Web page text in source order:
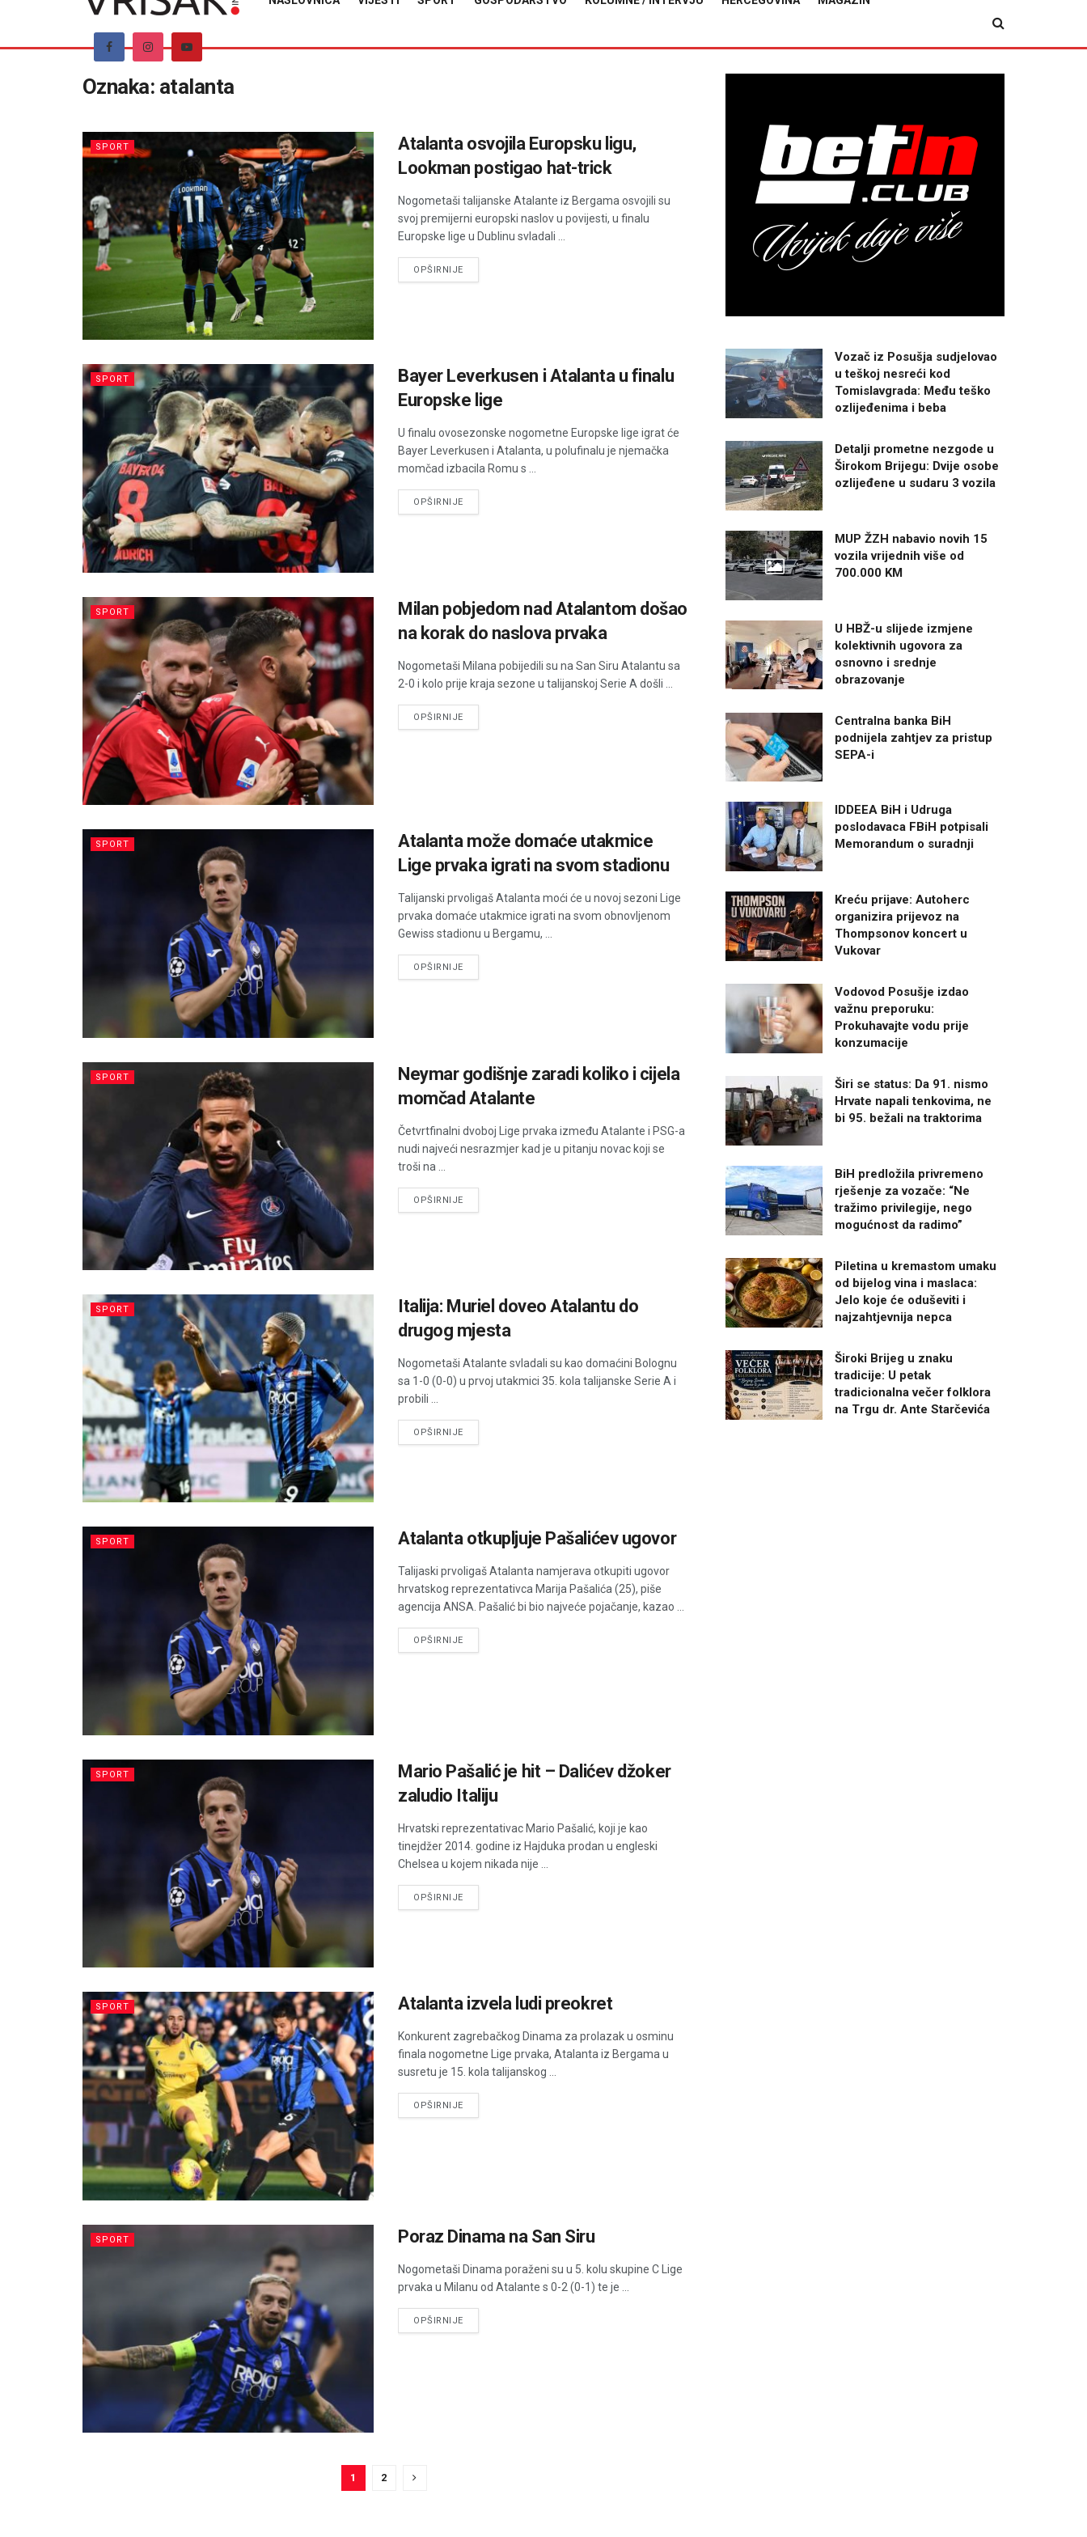
Oznaka: atalanta
SPORT
Atalanta osvojila Europsku ligu,
Lookman postigao hat-trick
Nogometaši talijanske Atalante iz Bergama osvojili su
svoj premijerni europski naslov u povijesti, u finalu
Europske lige u Dublinu svladali ...
OPŠIRNIJEDETAILS
SPORT
Bayer Leverkusen i Atalanta u finalu
Europske lige
U finalu ovosezonske nogometne Europske lige igrat će
Bayer Leverkusen i Atalanta, u polufinalu je njemačka
momčad izbacila Romu s ...
OPŠIRNIJEDETAILS
SPORT
Milan pobjedom nad Atalantom došao
na korak do naslova prvaka
Nogometaši Milana pobijedili su na San Siru Atalantu sa
2-0 i kolo prije kraja sezone u talijanskoj Serie A došli ...
OPŠIRNIJEDETAILS
SPORT
Atalanta može domaće utakmice
Lige prvaka igrati na svom stadionu
Talijanski prvoligaš Atalanta moći će u novoj sezoni Lige
prvaka domaće utakmice igrati na svom obnovljenom
Gewiss stadionu u Bergamu, ...
OPŠIRNIJEDETAILS
SPORT
Neymar godišnje zaradi koliko i cijela
momčad Atalante
Četvrtfinalni dvoboj Lige prvaka između Atalante i PSG-a
nudi najveći nesrazmjer kad je u pitanju novac koji se
troši na ...
OPŠIRNIJEDETAILS
SPORT
Italija: Muriel doveo Atalantu do
drugog mjesta
Nogometaši Atalante svladali su kao domaćini Bolognu
sa 1-0 (0-0) u prvoj utakmici 35. kola talijanske Serie A i
probili ...
OPŠIRNIJEDETAILS
SPORT Atalanta otkupljuje Pašalićev ugovor
Talijaski prvoligaš Atalanta namjerava otkupiti ugovor
hrvatskog reprezentativca Marija Pašalića (25), piše
agencija ANSA. Pašalić bi bio najveće pojačanje, kazao ...
OPŠIRNIJEDETAILS
SPORT
Mario Pašalić je hit – Dalićev džoker
zaludio Italiju
Hrvatski reprezentativac Mario Pašalić, koji je kao
tinejdžer 2014. godine iz Hajduka prodan u engleski
Chelsea u kojem nikada nije ...
OPŠIRNIJEDETAILS
SPORT Atalanta izvela ludi preokret
Konkurent zagrebačkog Dinama za prolazak u osminu
finala nogometne Lige prvaka, Atalanta iz Bergama u
susretu je 15. kola talijanskog ...
OPŠIRNIJEDETAILS
SPORT Poraz Dinama na San Siru
Nogometaši Dinama poraženi su u 5. kolu skupine C Lige
prvaka u Milanu od Atalante s 0-2 (0-1) te je ...
OPŠIRNIJEDETAILS
1 2
Vozač iz Posušja sudjelovao
u teškoj nesreći kod
Tomislavgrada: Među teško
ozlijeđenima i beba
Detalji prometne nezgode u
Širokom Brijegu: Dvije osobe
ozlijeđene u sudaru 3 vozila
MUP ŽZH nabavio novih 15
vozila vrijednih više od
700.000 KM
U HBŽ-u slijede izmjene
kolektivnih ugovora za
osnovno i srednje
obrazovanje
Centralna banka BiH
podnijela zahtjev za pristup
SEPA-i
IDDEEA BiH i Udruga
poslodavaca FBiH potpisali
Memorandum o suradnji
Kreću prijave: Autoherc
organizira prijevoz na
Thompsonov koncert u
Vukovar
Vodovod Posušje izdao
važnu preporuku:
Prokuhavajte vodu prije
konzumacije
Širi se status: Da 91. nismo
Hrvate napali tenkovima, ne
bi 95. bežali na traktorima
BiH predložila privremeno
rješenje za vozače: “Ne
tražimo privilegije, nego
mogućnost da radimo”
Piletina u kremastom umaku
od bijelog vina i maslaca:
Jelo koje će oduševiti i
najzahtjevnija nepca
Široki Brijeg u znaku
tradicije: U petak
tradicionalna večer folklora
na Trgu dr. Ante Starčevića